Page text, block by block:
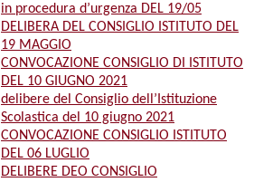
in procedura d’urgenza DEL 19/05
DELIBERA DEL CONSIGLIO ISTITUTO DEL
19 MAGGIO
CONVOCAZIONE CONSIGLIO DI ISTITUTO
DEL 10 GIUGNO 2021
delibere del Consiglio dell’Istituzione
Scolastica del 10 giugno 2021
CONVOCAZIONE CONSIGLIO ISTITUTO
DEL 06 LUGLIO
DELIBERE DEO CONSIGLIO